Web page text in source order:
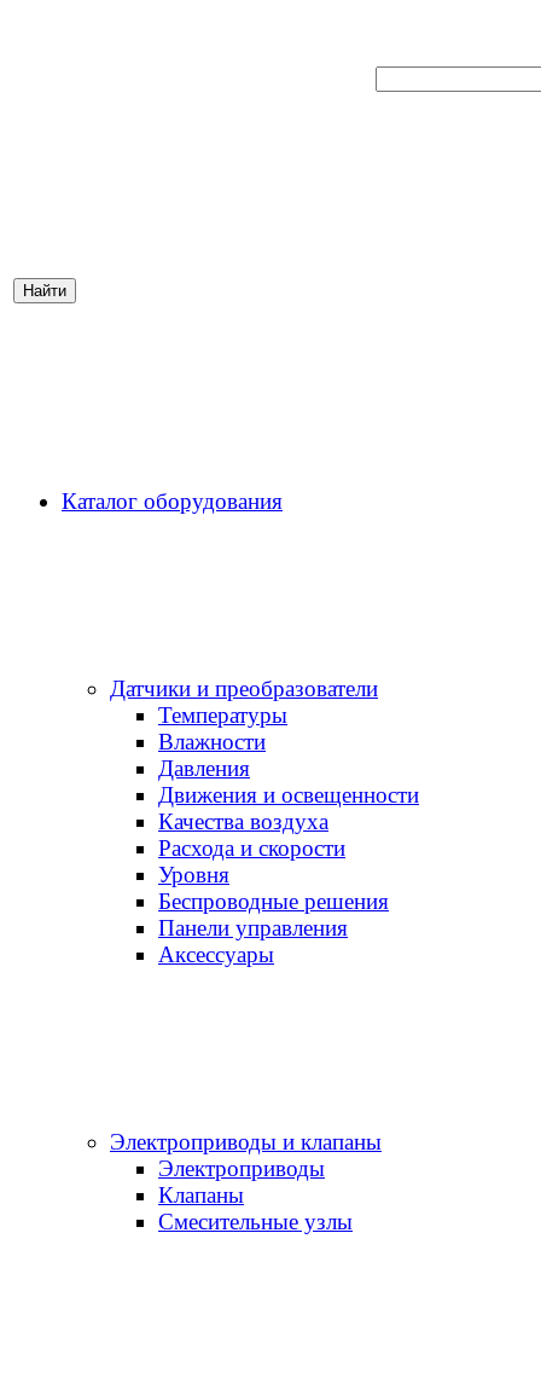
Каталог оборудования
Датчики и преобразователи
Температуры
Влажности
Давления
Движения и освещенности
Качества воздуха
Расхода и скорости
Уровня
Беспроводные решения
Панели управления
Аксессуары
Электроприводы и клапаны
Электроприводы
Клапаны
Cмесительные узлы